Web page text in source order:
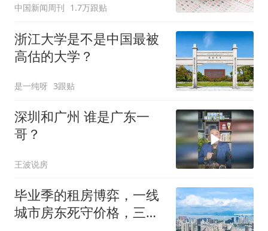
中国新闻周刊 1.7万跟贴
浙江大学是不是中国最被
高估的大学？
是一纯呀 3跟贴
深圳和广州 谁是广东一
哥？
王波说房
毕业季的租房博弈，一线
城市房东死守价格，三四